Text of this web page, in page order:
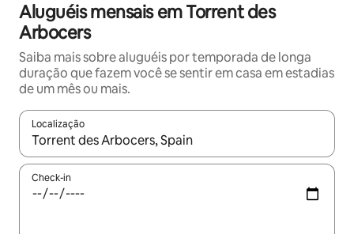
Aluguéis mensais em Torrent des
Arbocers
Saiba mais sobre aluguéis por temporada de longa
duração que fazem você se sentir em casa em estadias
de um mês ou mais.
Localização
Quando os resultados estiverem disponíveis, explore-os
Check-in